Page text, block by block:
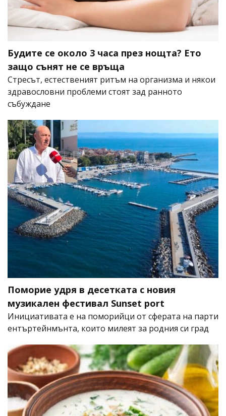
Будите се около 3 часа през нощта? Ето
защо сънят не се връща
Стресът, естественият ритъм на организма и някои
здравословни проблеми стоят зад ранното
събуждане
Поморие удря в десетката с новия
музикален фестивал Sunset port
Инициативата е на поморийци от сферата на парти
ентъртейнмънта, които милеят за родния си град